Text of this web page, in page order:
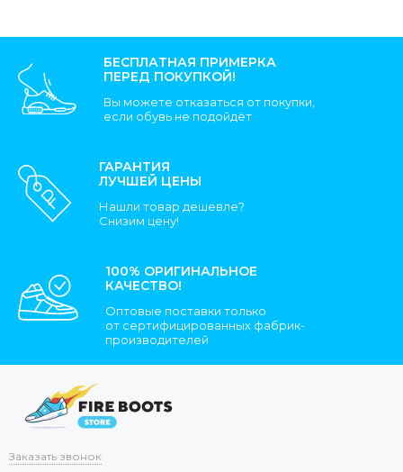
БЕСПЛАТНАЯ ПРИМЕРКА
ПЕРЕД ПОКУПКОЙ!
Вы можете отказаться от покупки,
если обувь не подойдёт
ГАРАНТИЯ
ЛУЧШЕЙ ЦЕНЫ
Нашли товар дешевле?
Снизим цену!
100% ОРИГИНАЛЬНОЕ
КАЧЕСТВО!
Оптовые поставки только
от сертифицированных фабрик-
производителей
Заказать звонок